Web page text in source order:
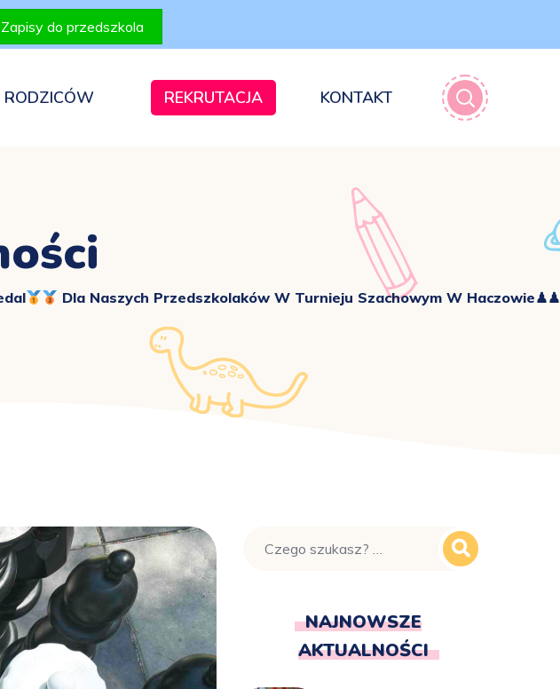
Zapisy do przedszkola
RODZICÓW REKRUTACJA KONTAKT
Dla Naszych Przedszkolaków W Turnieju Szachowym W Haczowie♟♟
NAJNOWSZE
AKTUALNOŚCI